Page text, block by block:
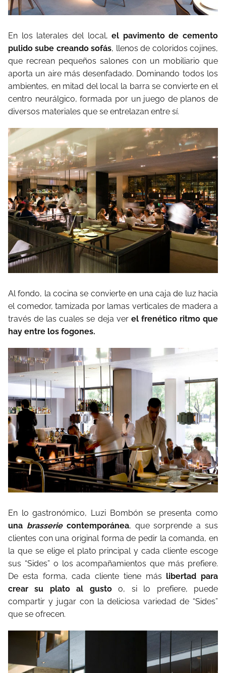
En los laterales del local,el pavimento de cemento
pulido sube creando sofás, llenos de coloridos cojines,
que recrean pequeños salones con un mobiliario que
aporta un aire más desenfadado. Dominando todos los
ambientes, en mitad del local la barra se convierte en el
centro neurálgico, formada por un juego de planos de
diversos materiales que se entrelazan entre sí.
Al fondo, la cocina se convierte en una caja de luz hacia
el comedor, tamizada por lamas verticales de madera a
través de las cuales se deja verel frenético ritmo que
hay entre los fogones.
En lo gastronómico, Luzi Bombón se presenta como
una brasserie contemporánea, que sorprende a sus
clientes con una original forma de pedir la comanda, en
la que se elige el plato principal y cada cliente escoge
sus “Sides” o los acompañamientos que más prefiere.
De esta forma, cada cliente tiene más libertad para
crear su plato al gustoo, si lo prefiere, puede
compartir y jugar con la deliciosa variedad de “Sides”
que se ofrecen.